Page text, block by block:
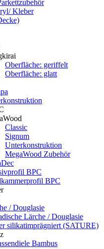
Kleber
Oberfläche: geriffelt
Oberfläche: glatt
Classic
Signum
Unterkonstruktion
MegaWood Zubehör
BPC
BPC
/ Douglasie
Lärche / Douglasie
silikatimprägniert (SATURE)
Bambus